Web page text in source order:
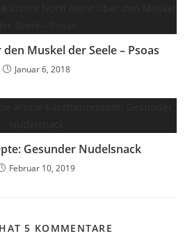
Muskel der Seele – Psoas
Januar 6, 2018
Gesunder Nudelsnack
Februar 10, 2019
5 KOMMENTARE